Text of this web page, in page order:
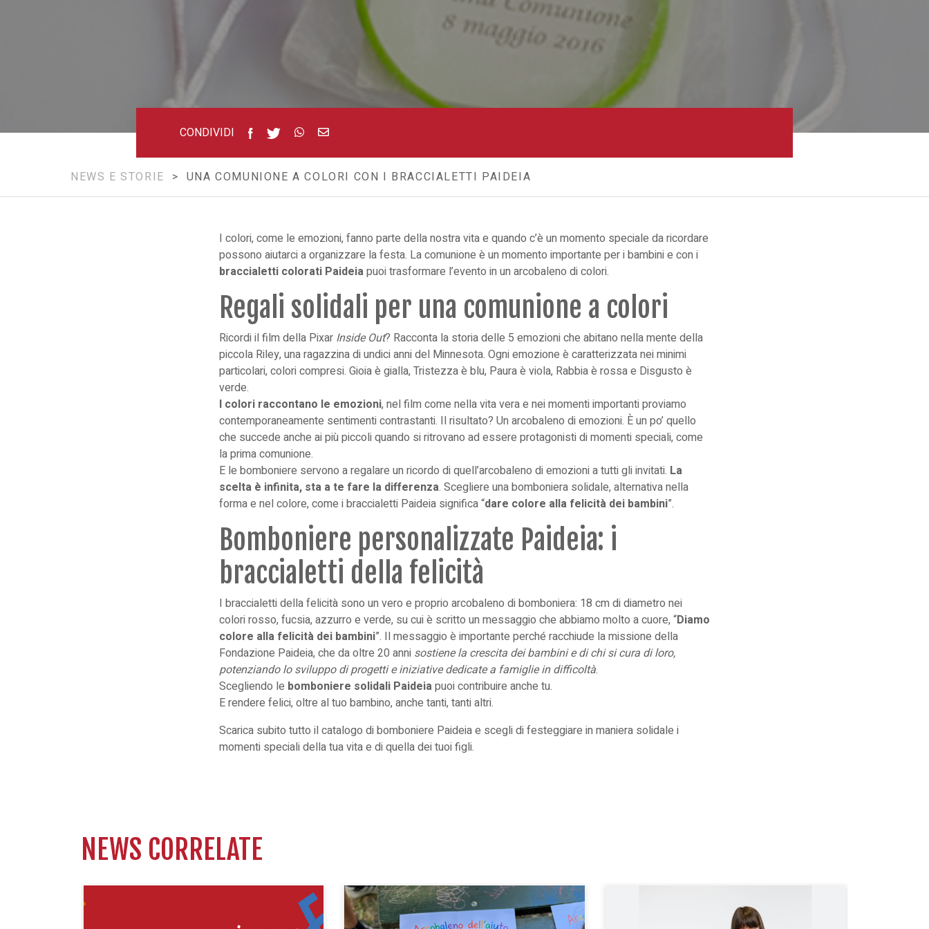
CONDIVIDI
NEWS E STORIE > UNA COMUNIONE A COLORI CON I BRACCIALETTI PAIDEIA
I colori, come le emozioni, fanno parte della nostra vita e quando c’è un momento speciale da ricordare
possono aiutarci a organizzare la festa. La comunione è un momento importante per i bambini e con i
braccialetti colorati Paideiapuoi trasformare l’evento in un arcobaleno di colori.
Regali solidali per una comunione a colori
Ricordi il film della Pixar Inside Out? Racconta la storia delle 5 emozioni che abitano nella mente della
piccola Riley, una ragazzina di undici anni del Minnesota. Ogni emozione è caratterizzata nei minimi
particolari, colori compresi. Gioia è gialla, Tristezza è blu, Paura è viola, Rabbia è rossa e Disgusto è
verde.
I colori raccontano le emozioni, nel film come nella vita vera e nei momenti importanti proviamo
contemporaneamente sentimenti contrastanti. Il risultato? Un arcobaleno di emozioni. È un po’ quello
che succede anche ai più piccoli quando si ritrovano ad essere protagonisti di momenti speciali, come
la prima comunione.
E le bomboniere servono a regalare un ricordo di quell’arcobaleno di emozioni a tutti gli invitati. La
scelta è infinita, sta a te fare la differenza. Scegliere unabomboniera solidale, alternativa nella
forma e nel colore, come i braccialetti Paideia significa “dare colore alla felicità dei bambini”.
Bomboniere personalizzate Paideia: i
braccialetti della felicità
I braccialetti della felicità sono un vero e proprio arcobaleno di bomboniera: 18 cm di diametro nei
colori rosso, fucsia, azzurro e verde, su cui è scritto un messaggio che abbiamo molto a cuore, “Diamo
colore alla felicità dei bambini”. Il messaggio è importante perché racchiude la missione della
Fondazione Paideia, che da oltre 20 anni sostiene la crescita dei bambini e di chi si cura di loro,
potenziando lo sviluppo di progetti e iniziative dedicate a famiglie in difficoltà.
Scegliendo le bomboniere solidali Paideiapuoi contribuire anche tu.
E rendere felici, oltre al tuo bambino, anche tanti, tanti altri.
Scarica subito tutto il catalogo di bomboniere Paideia e scegli di festeggiare in maniera solidale i
momenti speciali della tua vita e di quella dei tuoi figli.
NEWS CORRELATE